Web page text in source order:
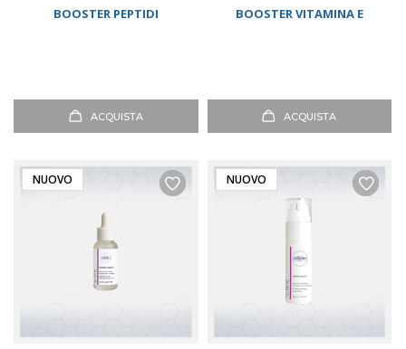
BOOSTER PEPTIDI
ACQUISTA
BOOSTER VITAMINA E
ACQUISTA
NUOVO NUOVO